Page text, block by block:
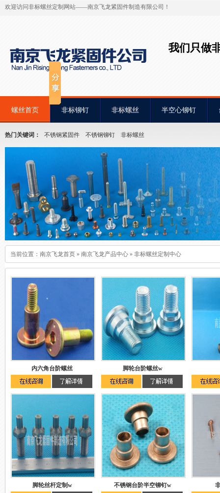
欢迎访问非标螺丝定制网站——南京飞龙紧固件制造有限公司！
我们只做
螺丝首页 非标铆钉 非标螺丝 半空心铆钉
热门关键词： 不锈钢紧固件 不锈钢铆钉 非标螺丝
当前位置： 南京飞龙首页 » 南京飞龙产品中心 » 非标螺丝定制中心
内六角台阶螺丝 脚轮台阶螺丝w
脚轮丝杆定制w 不锈钢台阶半空铆钉w